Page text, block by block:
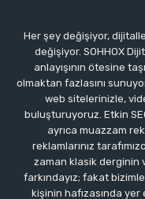
Her şey değişiyor,
değişiyor. SOHHOX
anlayışının ötesine
olmaktan fazlasını
web sitelerinizle,
buluşturuyoruz. Etkin
ayrıca muazzam
reklamlarınız
zaman klasik derginin
farkındayız; fakat
kişinin hafızasında yer